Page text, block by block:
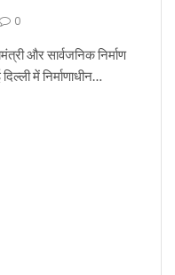
0
और सार्वजनिक निर्माण
में निर्माणाधीन…